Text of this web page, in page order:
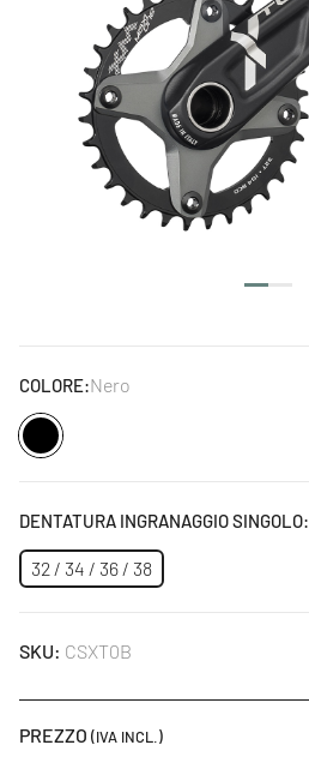
COLORE:Nero
Nero
DENTATURA INGRANAGGIO SINGOLO:
32 / 34 / 36 / 38
SKU: CSXT0B
PREZZO (IVA INCL.)